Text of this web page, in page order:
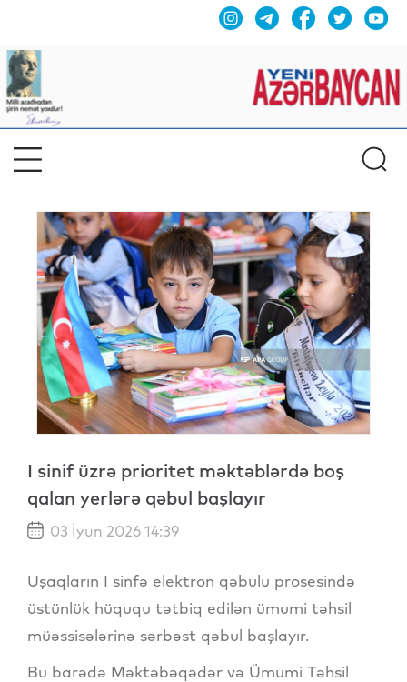
I sinif üzrə prioritet məktəblərdə boş
qalan yerlərə qəbul başlayır
03 İyun 2026 14:39
Uşaqların I sinfə elektron qəbulu prosesində
üstünlük hüququ tətbiq edilən ümumi təhsil
müəssisələrinə sərbəst qəbul başlayır.
Bu barədə Məktəbəqədər və Ümumi Təhsil